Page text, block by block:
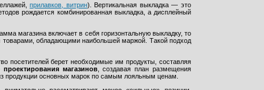
прилавков, витрин). Вертикальная выкладка — это
рождается комбинированная выкладка, а дисплейный
магазина включает в себя горизонтальную выкладку, то
товарами, обладающими наибольшей маржой. Такой подход
посетителей берет необходимые им продукты, составляя
проектирования магазинов, создавая план размещения
продукции основных марок по самым лояльным ценам.